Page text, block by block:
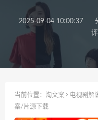
2025-09-04 10:00:37
当前位置： 淘文案 电视剧解
案/片源下载